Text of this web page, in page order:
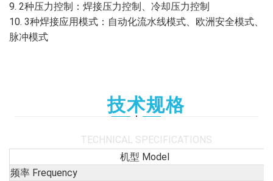
9. 2种压力控制：焊接压力控制、冷却压力控制
10. 3种焊接应用模式：自动化流水线模式、欧洲安全模式、
脉冲模式
技术规格
TECHNICAL SPECIFICATIONS
机型 Model
频率 Frequency